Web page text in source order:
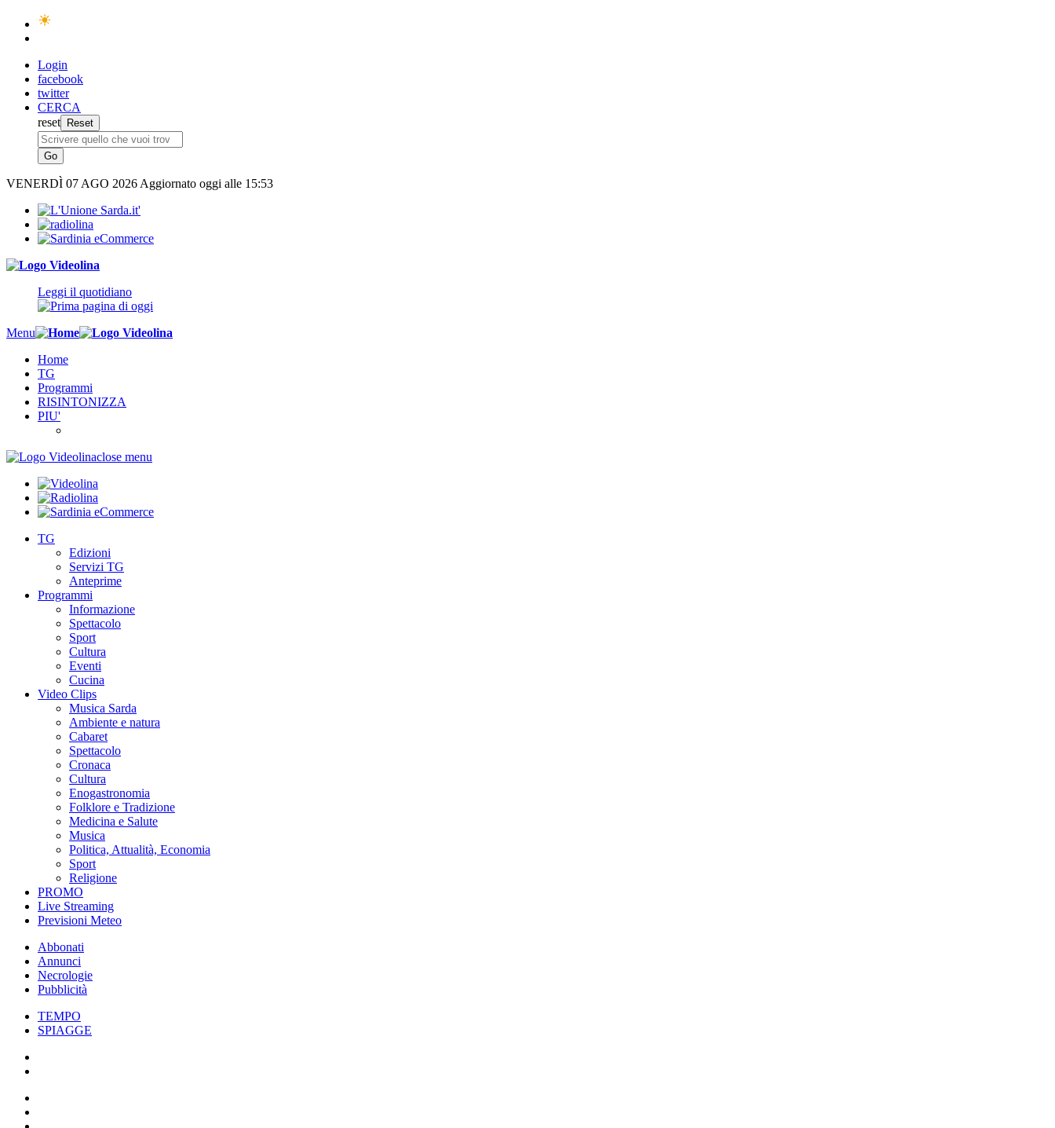
Login
facebook
twitter
CERCA
reset
VENERDÌ 07 AGO 2026 Aggiornato oggi alle 15:53
Leggi il quotidiano
Menu
Home
TG
Programmi
RISINTONIZZA
PIU'
close menu
TG
Edizioni
Servizi TG
Anteprime
Programmi
Informazione
Spettacolo
Sport
Cultura
Eventi
Cucina
Video Clips
Musica Sarda
Ambiente e natura
Cabaret
Spettacolo
Cronaca
Cultura
Enogastronomia
Folklore e Tradizione
Medicina e Salute
Musica
Politica, Attualità, Economia
Sport
Religione
PROMO
Live Streaming
Previsioni Meteo
Abbonati
Annunci
Necrologie
Pubblicità
TEMPO
SPIAGGE